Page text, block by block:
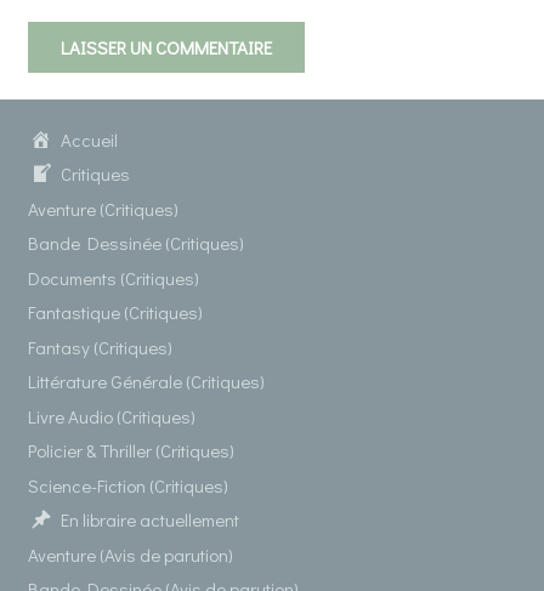
LAISSER UN COMMENTAIRE
Accueil
Critiques
Aventure (Critiques)
Bande Dessinée (Critiques)
Documents (Critiques)
Fantastique (Critiques)
Fantasy (Critiques)
Littérature Générale (Critiques)
Livre Audio (Critiques)
Policier & Thriller (Critiques)
Science-Fiction (Critiques)
En libraire actuellement
Aventure (Avis de parution)